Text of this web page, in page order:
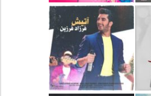
دانلود آهنگ جدید علی
لهراسبی بنام صورت